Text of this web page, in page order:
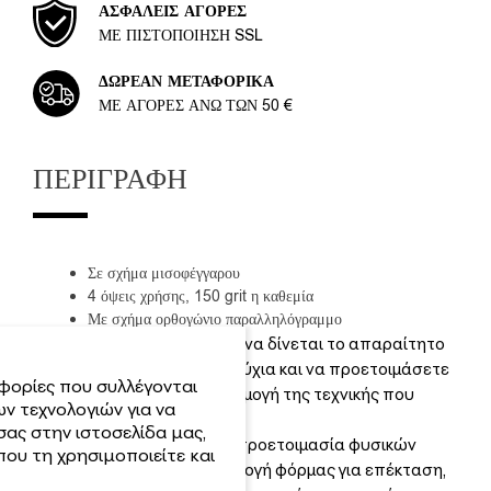
ΑΣΦΑΛΕΊΣ ΑΓΟΡΈΣ
ΜΕ ΠΙΣΤΟΠΟΊΗΣΗ SSL
ΔΩΡΕΆΝ ΜΕΤΑΦΟΡΙΚΆ
ΜΕ ΑΓΟΡΈΣ ΆΝΩ ΤΩΝ 50 €
ΠΕΡΙΓΡΑΦΉ
Σε σχήμα μισοφέγγαρου
4 όψεις χρήσης, 150 grit η καθεμία
Με σχήμα ορθογώνιο παραλληλόγραμμο
Χρησιμοποιείται για να δίνεται το απαραίτητο
σχήμα στα φυσικά νύχια και να προετοιμάσετε
το νύχι για την εφαρμογή της τεχνικής που
επιθυμείτε
Κατάλληλο για την προετοιμασία φυσικών
νυχιών για τη εφαρμογή φόρμας για επέκταση,
που συλλέγονται
τεχνολογιών για να
στην ιστοσελίδα μας,
τη χρησιμοποιείτε και